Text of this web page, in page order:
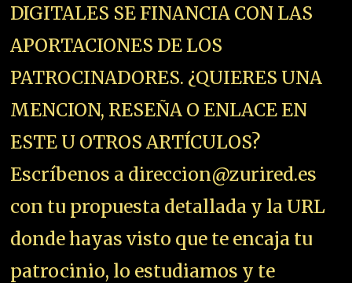
DIGITALES SE FINANCIA CON LAS
APORTACIONES DE LOS
PATROCINADORES. ¿QUIERES UNA
MENCION, RESEÑA O ENLACE EN
ESTE U OTROS ARTÍCULOS?
Escríbenos a direccion@zurired.es
con tu propuesta detallada y la URL
donde hayas visto que te encaja tu
patrocinio, lo estudiamos y te